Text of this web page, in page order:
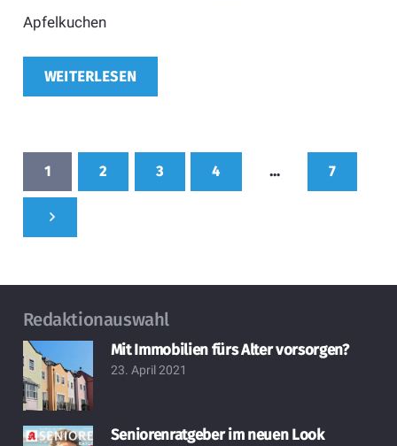
Apfelkuchen
WEITERLESEN
1 2 3 4 … 7
Redaktionauswahl
Mit Immobilien fürs Alter vorsorgen?
23. April 2021
Seniorenratgeber im neuen Look